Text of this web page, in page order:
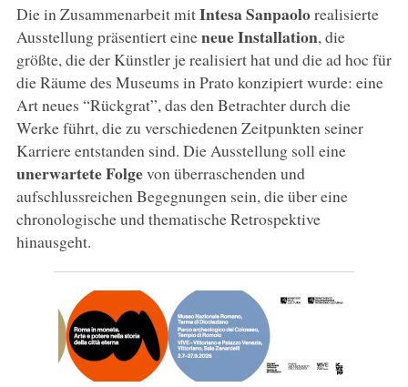
Die in Zusammenarbeit mitIntesa Sanpaolorealisierte
Ausstellung präsentiert eineneue Installation, die
größte, die der Künstler je realisiert hat und die ad hoc für
die Räume des Museums in Prato konzipiert wurde: eine
Art neues “Rückgrat”, das den Betrachter durch die
Werke führt, die zu verschiedenen Zeitpunkten seiner
Karriere entstanden sind. Die Ausstellung soll eine
unerwartete Folgevon überraschenden und
aufschlussreichen Begegnungen sein, die über eine
chronologische und thematische Retrospektive
hinausgeht.